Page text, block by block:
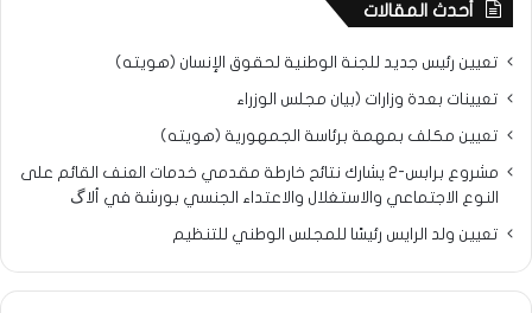
أحدث المقالات
تعيين رئيس جديد للجنة الوطنية لحقوق الإنسان (هويته)
تعيينات بعدة وزارات (بيان مجلس الوزراء
تعيين مكلف بمهمة برئاسة الجمهورية (هويته)
مشروع برابس-2 يشارك نتائح خارطة مقدمي خدمات العنف القائم على
النوع الاجتماعي والاستغلال والاعتداء الجنسي بورشة في ألاگ
تعيين ولد الرايس رئيسًا للمجلس الوطني للتنظيم